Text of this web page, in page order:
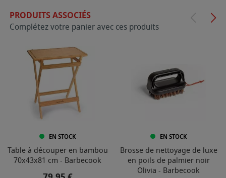
PRODUITS ASSOCIÉS
Complétez votre panier avec ces produits
EN STOCK
Table à découper en bambou
70x43x81 cm - Barbecook
EN STOCK
Brosse de nettoyage de luxe
en poils de palmier noir
Olivia - Barbecook